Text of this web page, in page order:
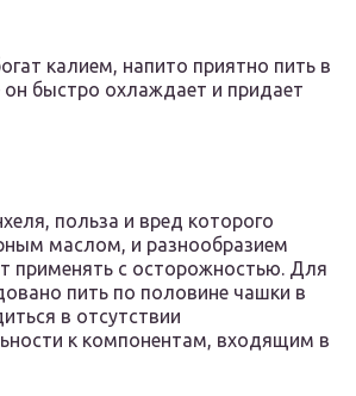
калием, напито приятно пить в
быстро охлаждает и придает
польза и вред которого
маслом, и разнообразием
применять с осторожностью. Для
пить по половине чашки в
в отсутствии
к компонентам, входящим в